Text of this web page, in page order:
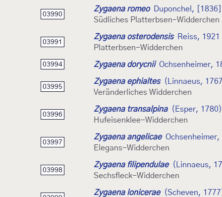
03990
Zygaena romeo
Duponchel, [1836]
Südliches Platterbsen-Widderchen
03991
Zygaena osterodensis
Reiss, 1921
Platterbsen-Widderchen
03994 Zygaena dorycnii Ochsenheimer,
03995
Zygaena ephialtes
(Linnaeus,
Veränderliches Widderchen
03996
Zygaena transalpina
(Esper, 1780)
Hufeisenklee-Widderchen
03997
Zygaena angelicae Ochsenheimer,
Elegans-Widderchen
03998
Zygaena filipendulae
(Linnaeus,
Sechsfleck-Widderchen
Zygaena lonicerae
(Scheven,